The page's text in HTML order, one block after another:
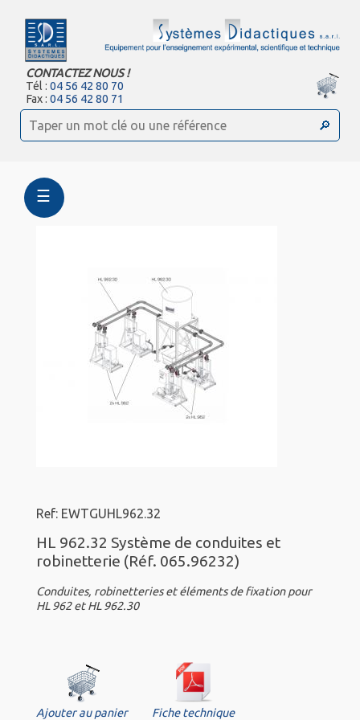
CONTACTEZ NOUS !
Tél :04 56 42 80 70
Fax :04 56 42 80 71
☰
Ref: EWTGUHL962.32
HL 962.32 Système de conduites et
robinetterie (Réf. 065.96232)
Conduites, robinetteries et éléments de fixation pour
HL 962 et HL 962.30
Ajouter au panier Fiche technique